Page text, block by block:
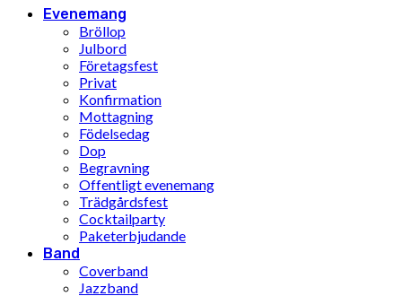
Evenemang
Bröllop
Julbord
Företagsfest
Privat
Konfirmation
Mottagning
Födelsedag
Dop
Begravning
Offentligt evenemang
Trädgårdsfest
Cocktailparty
Paketerbjudande
Band
Coverband
Jazzband